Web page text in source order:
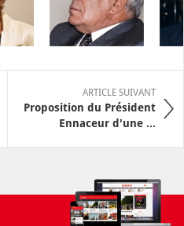
ARTICLE SUIVANT
Proposition du Président
Ennaceur d'une ...